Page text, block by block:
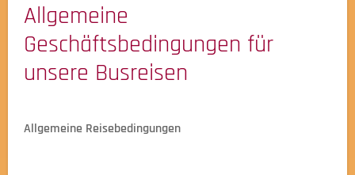
Allgemeine
Geschäftsbedingungen für
unsere Busreisen
Allgemeine Reisebedingungen